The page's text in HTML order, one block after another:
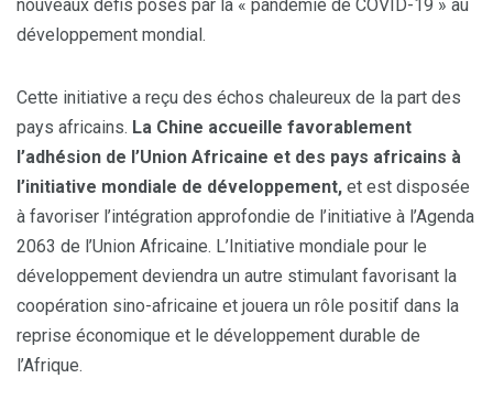
nouveaux défis posés par la « pandémie de COVID-19 » au
développement mondial.
Cette initiative a reçu des échos chaleureux de la part des
pays africains. La Chine accueille favorablement
l’adhésion de l’Union Africaine et des pays africains à
l’initiative mondiale de développement, et est disposée
à favoriser l’intégration approfondie de l’initiative à l’Agenda
2063 de l’Union Africaine. L’Initiative mondiale pour le
développement deviendra un autre stimulant favorisant la
coopération sino-africaine et jouera un rôle positif dans la
reprise économique et le développement durable de
l’Afrique.